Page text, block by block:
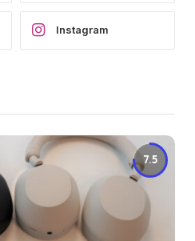
Instagram
7.5